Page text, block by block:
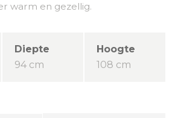
warm en gezellig.
Diepte
94 cm
Hoogte
108 cm